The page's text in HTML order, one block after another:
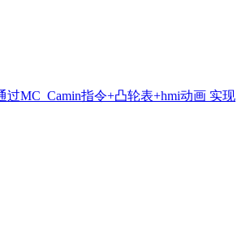
过MC_Camin指令+凸轮表+hmi动画 实现